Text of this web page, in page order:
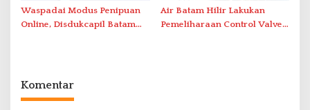
Waspadai Modus Penipuan
Online, Disdukcapil Batam
Air Batam Hilir Lakukan
Pemeliharaan Control Valve,
Komentar